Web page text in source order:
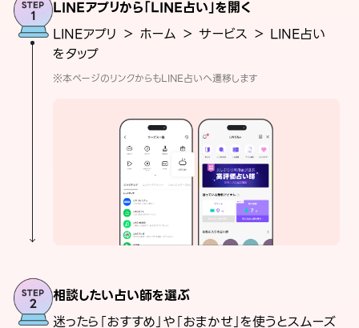
LINEアプリから「LINE占い」を開く
LINEアプリ ＞ ホーム ＞ サービス ＞ LINE占い
をタップ
※本ページのリンクからもLINE占いへ遷移します
相談したい占い師を選ぶ
迷ったら「おすすめ」や「おまかせ」を使うとスムーズ